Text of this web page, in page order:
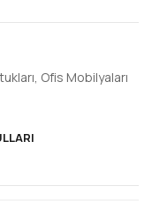
, Ofis Mobilyaları